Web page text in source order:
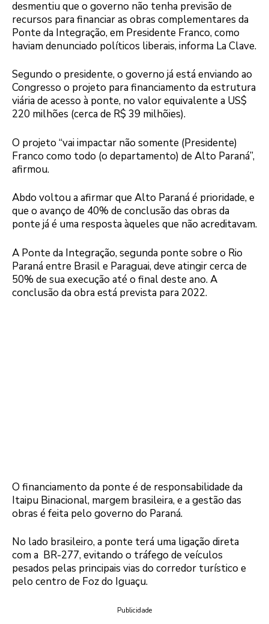
desmentiu que o governo não tenha previsão de
recursos para financiar as obras complementares da
Ponte da Integração, em Presidente Franco, como
haviam denunciado políticos liberais, informa La Clave.
Segundo o presidente, o governo já está enviando ao
Congresso o projeto para financiamento da estrutura
viária de acesso à ponte, no valor equivalente a US$
220 milhões (cerca de R$ 39 milhõies).
O projeto “vai impactar não somente (Presidente)
Franco como todo (o departamento) de Alto Paraná”,
afirmou.
Abdo voltou a afirmar que Alto Paraná é prioridade, e
que o avanço de 40% de conclusão das obras da
ponte já é uma resposta àqueles que não acreditavam.
A Ponte da Integração, segunda ponte sobre o Rio
Paraná entre Brasil e Paraguai, deve atingir cerca de
50% de sua execução até o final deste ano. A
conclusão da obra está prevista para 2022.
O financiamento da ponte é de responsabilidade da
Itaipu Binacional, margem brasileira, e a gestão das
obras é feita pelo governo do Paraná.
No lado brasileiro, a ponte terá uma ligação direta
com a BR-277, evitando o tráfego de veículos
pesados pelas principais vias do corredor turístico e
pelo centro de Foz do Iguaçu.
Publicidade